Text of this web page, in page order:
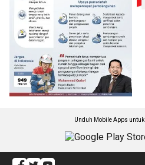
Unduh Mobile Apps